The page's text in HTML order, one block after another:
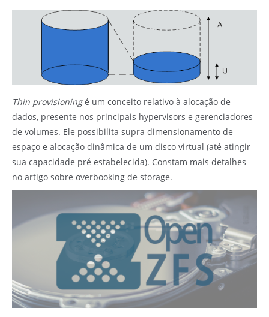
Thin provisioningé um conceito relativo à alocação de
dados, presente nos principais hypervisors e gerenciadores
de volumes. Ele possibilita supra dimensionamento de
espaço e alocação dinâmica de um disco virtual (até atingir
sua capacidade pré estabelecida). Constam mais detalhes
no artigo sobre overbooking de storage.